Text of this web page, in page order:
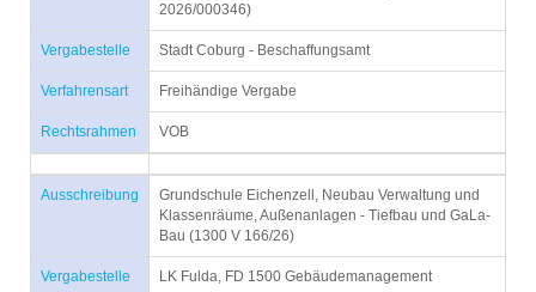
2026/000346)
Vergabestelle Stadt Coburg - Beschaffungsamt
Verfahrensart Freihändige Vergabe
Rechtsrahmen VOB
Ausschreibung
Grundschule Eichenzell, Neubau Verwaltung und
Klassenräume, Außenanlagen - Tiefbau und GaLa-
Bau (1300 V 166/26)
Vergabestelle LK Fulda, FD 1500 Gebäudemanagement